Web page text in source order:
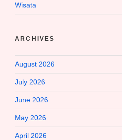
Wisata
ARCHIVES
August 2026
July 2026
June 2026
May 2026
April 2026